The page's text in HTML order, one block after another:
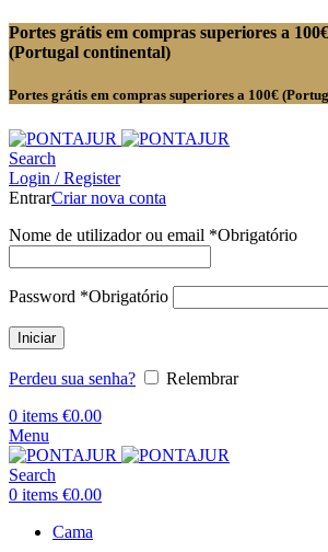
Portes grátis em compras superiores a 100€
(Portugal continental)
Portes grátis em compras superiores a 100€
Search
Login / Register
EntrarCriar nova conta
Nome de utilizador ou email *Obrigatório
Password *Obrigatório
Iniciar
Perdeu sua senha?
Relembrar
0 items €0.00
Menu
Search
0 items €0.00
Cama